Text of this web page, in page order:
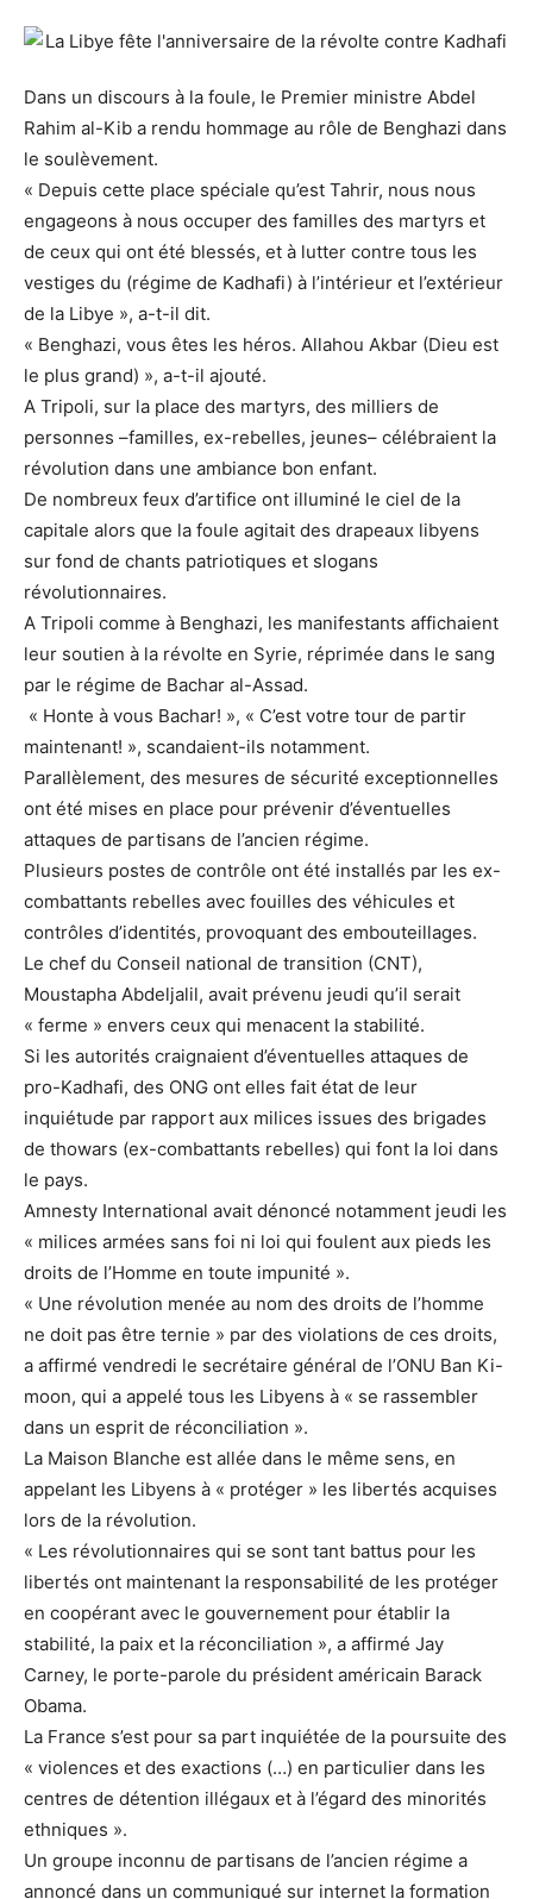
Dans un discours à la foule, le Premier ministre Abdel
Rahim al-Kib a rendu hommage au rôle de Benghazi dans
le soulèvement.
« Depuis cette place spéciale qu’est Tahrir, nous nous
engageons à nous occuper des familles des martyrs et
de ceux qui ont été blessés, et à lutter contre tous les
vestiges du (régime de Kadhafi) à l’intérieur et l’extérieur
de la Libye », a-t-il dit.
« Benghazi, vous êtes les héros. Allahou Akbar (Dieu est
le plus grand) », a-t-il ajouté.
A Tripoli, sur la place des martyrs, des milliers de
personnes –familles, ex-rebelles, jeunes– célébraient la
révolution dans une ambiance bon enfant.
De nombreux feux d’artifice ont illuminé le ciel de la
capitale alors que la foule agitait des drapeaux libyens
sur fond de chants patriotiques et slogans
révolutionnaires.
A Tripoli comme à Benghazi, les manifestants affichaient
leur soutien à la révolte en Syrie, réprimée dans le sang
par le régime de Bachar al-Assad.
« Honte à vous Bachar! », « C’est votre tour de partir
maintenant! », scandaient-ils notamment.
Parallèlement, des mesures de sécurité exceptionnelles
ont été mises en place pour prévenir d’éventuelles
attaques de partisans de l’ancien régime.
Plusieurs postes de contrôle ont été installés par les ex-
combattants rebelles avec fouilles des véhicules et
contrôles d’identités, provoquant des embouteillages.
Le chef du Conseil national de transition (CNT),
Moustapha Abdeljalil, avait prévenu jeudi qu’il serait
« ferme » envers ceux qui menacent la stabilité.
Si les autorités craignaient d’éventuelles attaques de
pro-Kadhafi, des ONG ont elles fait état de leur
inquiétude par rapport aux milices issues des brigades
de thowars (ex-combattants rebelles) qui font la loi dans
le pays.
Amnesty International avait dénoncé notamment jeudi les
« milices armées sans foi ni loi qui foulent aux pieds les
droits de l’Homme en toute impunité ».
« Une révolution menée au nom des droits de l’homme
ne doit pas être ternie » par des violations de ces droits,
a affirmé vendredi le secrétaire général de l’ONU Ban Ki-
moon, qui a appelé tous les Libyens à « se rassembler
dans un esprit de réconciliation ».
La Maison Blanche est allée dans le même sens, en
appelant les Libyens à « protéger » les libertés acquises
lors de la révolution.
« Les révolutionnaires qui se sont tant battus pour les
libertés ont maintenant la responsabilité de les protéger
en coopérant avec le gouvernement pour établir la
stabilité, la paix et la réconciliation », a affirmé Jay
Carney, le porte-parole du président américain Barack
Obama.
La France s’est pour sa part inquiétée de la poursuite des
« violences et des exactions (…) en particulier dans les
centres de détention illégaux et à l’égard des minorités
ethniques ».
Un groupe inconnu de partisans de l’ancien régime a
annoncé dans un communiqué sur internet la formation